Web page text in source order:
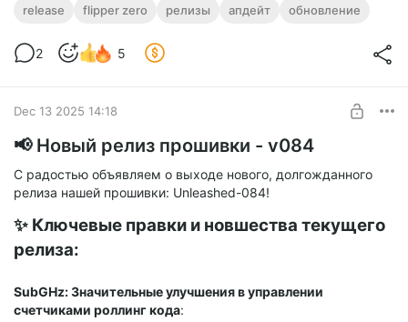
🛠️ Улучшения и исправления
- Улучшена поддержка пультов CAME Atomo (TOPD4REN):
нажатии кнопки.
release flipper zero релизы апдейт обновление
2 5
Dec 13 2025 14:18
📢 Новый релиз прошивки - v084
С радостью объявляем о выходе нового, долгожданного
релиза нашей прошивки: Unleashed-084!
✨ Ключевые правки и новшества текущего
релиза:
SubGHz: Значительные улучшения в управлении
счетчиками роллинг кода: